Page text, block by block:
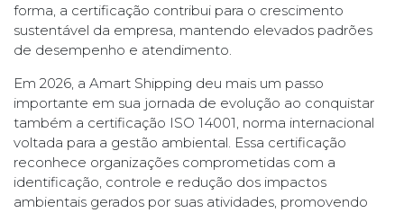
forma, a certificação contribui para o crescimento
sustentável da empresa, mantendo elevados padrões
de desempenho e atendimento.
Em 2026, a Amart Shipping deu mais um passo
importante em sua jornada de evolução ao conquistar
também a certificação ISO 14001, norma internacional
voltada para a gestão ambiental. Essa certificação
reconhece organizações comprometidas com a
identificação, controle e redução dos impactos
ambientais gerados por suas atividades, promovendo